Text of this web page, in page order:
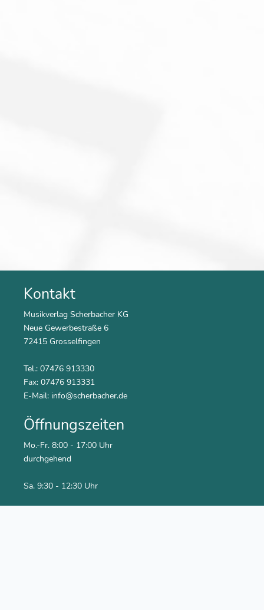
Kontakt
Musikverlag Scherbacher KG
Neue Gewerbestraße 6
72415 Grosselfingen
Tel.: 07476 913330
Fax: 07476 913331
E-Mail: info@scherbacher.de
Öffnungszeiten
Mo.-Fr. 8:00 - 17:00 Uhr
durchgehend
Sa. 9:30 - 12:30 Uhr